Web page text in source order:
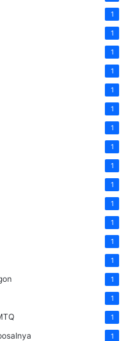
1
1
1
1
1
1
1
1
1
1
1
1
1
1
1
1
1
1